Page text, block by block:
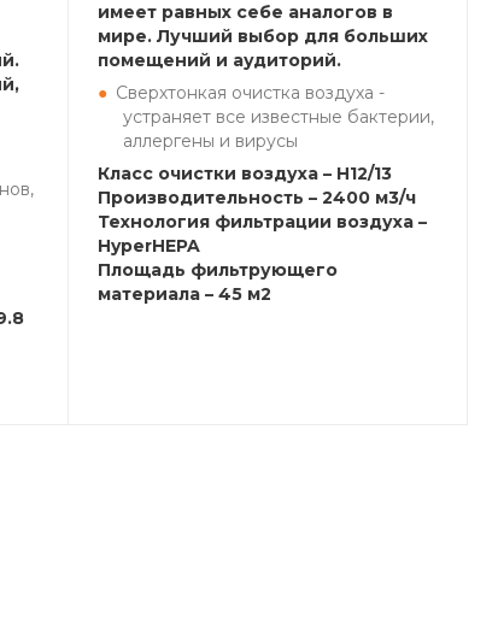
имеет равных себе аналогов в
мире. Лучший выбор для больших
помещений и аудиторий.
Сверхтонкая очистка воздуха -
устраняет все известные бактерии,
аллергены и вирусы
Класс очистки воздуха – H12/13
Производительность – 2400 м3/ч
Технология фильтрации воздуха –
HyperHEPA
Площадь фильтрующего
материала – 45 м2